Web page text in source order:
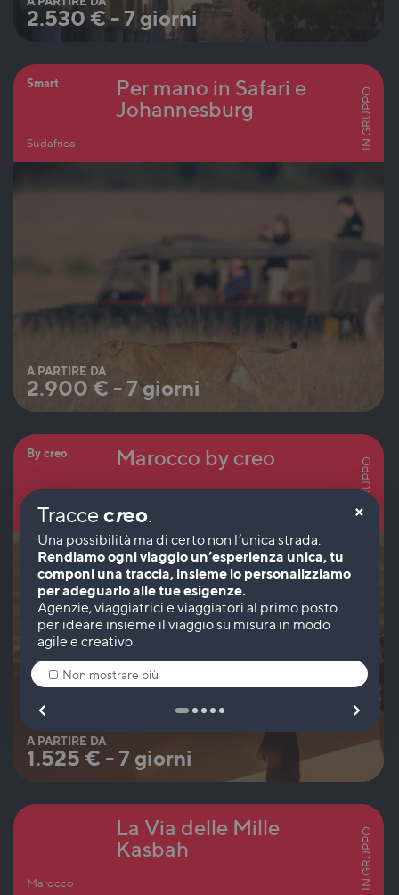
2.530 €-7 giorni
Smart
Sudafrica
Per mano in Safari e
Johannesburg
IN GRUPPO
A PARTIRE DA
2.900 € -7 giorni
By creo
Marocco
Marocco by creo IN GRUPPO
A PARTIRE DA
1.525 € -7 giorni
Marocco
La Via delle Mille
Kasbah
IN GRUPPO
Traccecreo. ×
Rendiamo ogni viaggio un’esperienza unica, tu
componi una traccia, insieme lo personalizziamo
per adeguarlo alle tue esigenze.
Non mostrare più